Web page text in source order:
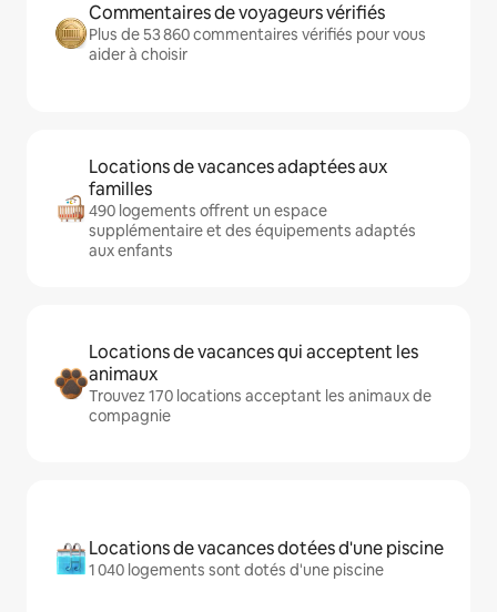
Commentaires de voyageurs vérifiés
Plus de 53 860 commentaires vérifiés pour vous
aider à choisir
Locations de vacances adaptées aux
familles
490 logements offrent un espace
supplémentaire et des équipements adaptés
aux enfants
Locations de vacances qui acceptent les
animaux
Trouvez 170 locations acceptant les animaux de
compagnie
Locations de vacances dotées d'une piscine
1 040 logements sont dotés d'une piscine